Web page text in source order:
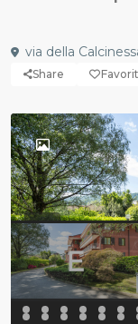
via della
Share
Previous